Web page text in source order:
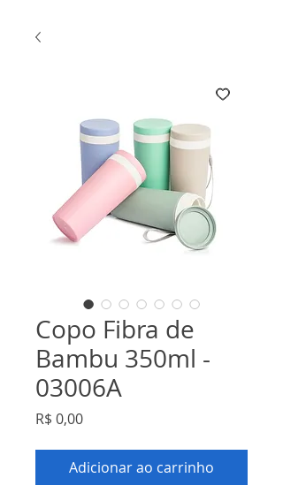
Copo Fibra de
Bambu 350ml -
03006A
R$ 0,00Preço
Adicionar ao carrinho